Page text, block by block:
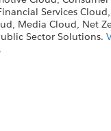
Services
Media Cloud, Net
Sector Solutions.
Reader add-on